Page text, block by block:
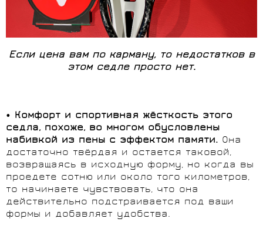
Если цена вам по карману, то недостатков в
этом седле просто нет.
• Комфорт и спортивная жёсткость этого
седла, похоже, во многом обусловлены
набивкой из пены с эффектом памяти. Она
достаточно твёрдая и остается таковой,
возвращаясь в исходную форму, но когда вы
проедете сотню или около того километров,
то начинаете чувствовать, что она
действительно подстраивается под ваши
формы и добавляет удобства.